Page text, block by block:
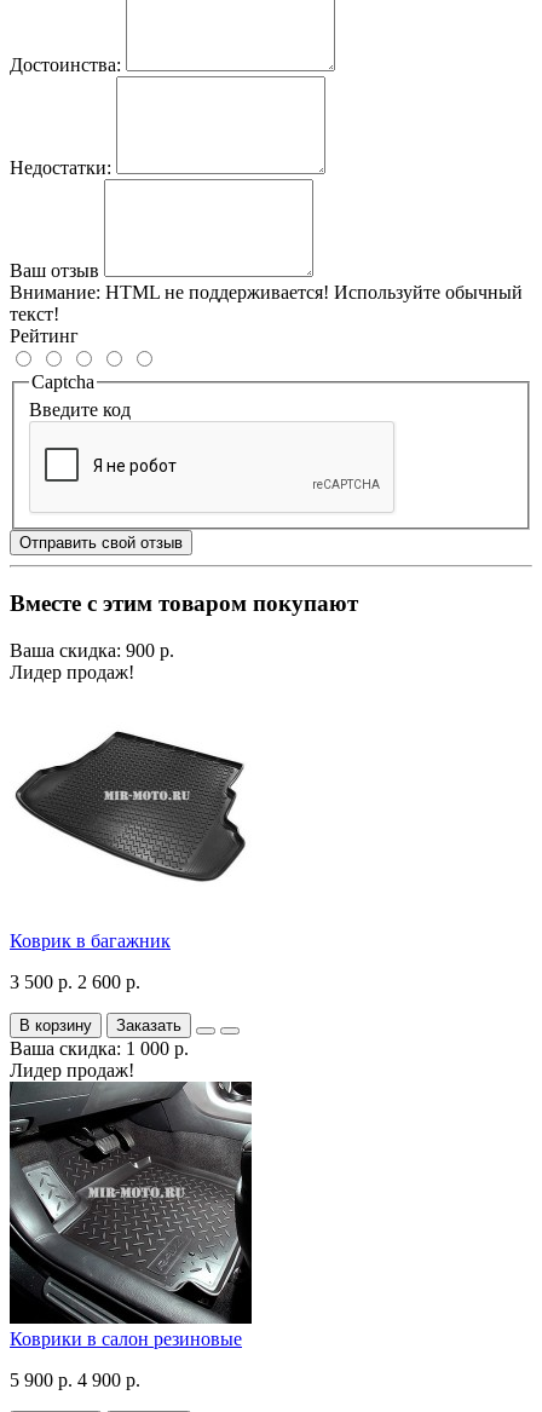
Достоинства:
Недостатки:
Ваш отзыв
Внимание: HTML не поддерживается! Используйте обычный
текст!
Рейтинг
Captcha
Введите код
Отправить свой отзыв
Вместе с этим товаром покупают
Ваша скидка: 900 р.
Лидер продаж!
Коврик в багажник
3 500 р. 2 600 р.
В корзину Заказать
Ваша скидка: 1 000 р.
Лидер продаж!
Коврики в салон резиновые
5 900 р. 4 900 р.